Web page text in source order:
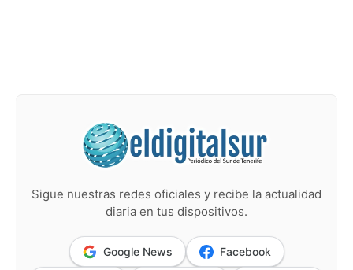
Sigue nuestras redes oficiales y recibe la actualidad
diaria en tus dispositivos.
Google News Facebook